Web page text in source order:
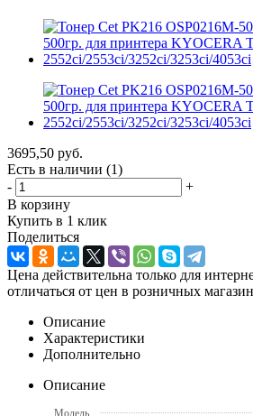
3695,50 руб.
Есть в наличии (1)
-
+
В корзину
Купить в 1 клик
Поделиться
Цена действительна только для
отличаться от цен в розничных
Описание
Характеристики
Дополнительно
Описание
Модель